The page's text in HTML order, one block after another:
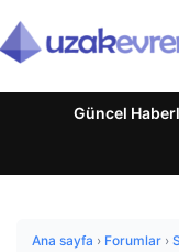
Güncel
Ana sayfa › Forumlar ›